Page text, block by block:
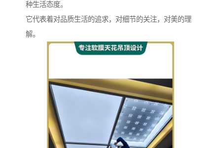
种生活态度。
它代表着对品质生活的追求，对细节的关注，对美的理
解。